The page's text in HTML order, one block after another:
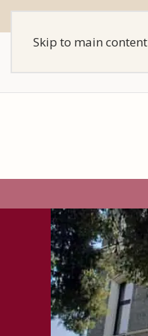
Skip to main content